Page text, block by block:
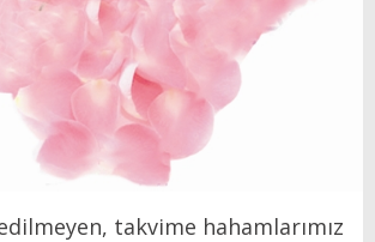
takvime hahamlarımız